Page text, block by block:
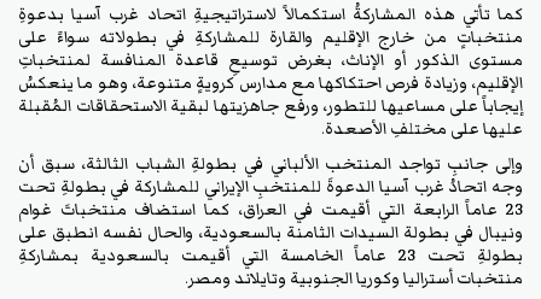
كما تأتي هذه المشاركةُ استكمالاً لاستراتيجيةِ اتحاد غرب آسيا بدعوةِ
منتخباتٍ من خارج الإقليم والقارة للمشاركةِ في بطولاته سواءً على
مستوى الذكور أو الإناث، بغرض توسيعِ قاعدة المنافسة لمنتخباتِ
الإقليم، وزيادة فرص احتكاكها مع مدارس كرويةٍ متنوعة، وهو ما ينعكسُ
إيجاباً على مساعيها للتطور، ورفع جاهزيتها لبقية الاستحقاقات المُقبلة
عليها على مختلفِ الأصعدة.
وإلى جانبِ تواجد المنتخب الألباني في بطولةِ الشباب الثالثة، سبق أن
وجه اتحادُ غرب آسيا الدعوةَ للمنتخبِ الإيراني للمشاركة في بطولةِ تحت
23 عاماً الرابعة التي أقيمت في العراق، كما استضاف منتخباتَ غوام
ونيبال في بطولة السيدات الثامنة بالسعودية، والحال نفسه انطبق على
بطولةِ تحت 23 عاماً الخامسة التي أقيمت بالسعودية بمشاركةِ
منتخبات أستراليا وكوريا الجنوبية وتايلاند ومصر.